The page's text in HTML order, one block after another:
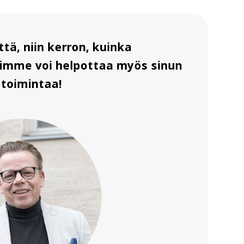
niin kerron, kuinka
voi helpottaa myös sinun